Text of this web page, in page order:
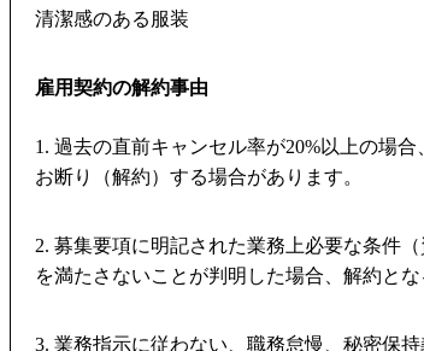
清潔感のある服装
雇用契約の解約事由
1. 過去の直前キャンセル率が20%以上の場
お断り（解約）する場合があります。
2. 募集要項に明記された業務上必要な条件
を満たさないことが判明した場合、解約とな
3. 業務指示に従わない、職務怠慢、秘密保